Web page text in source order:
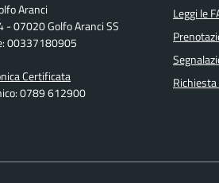
Aranci
- 07020 Golfo Aranci SS
00337180905
Certificata
0789 612900
Leggi le